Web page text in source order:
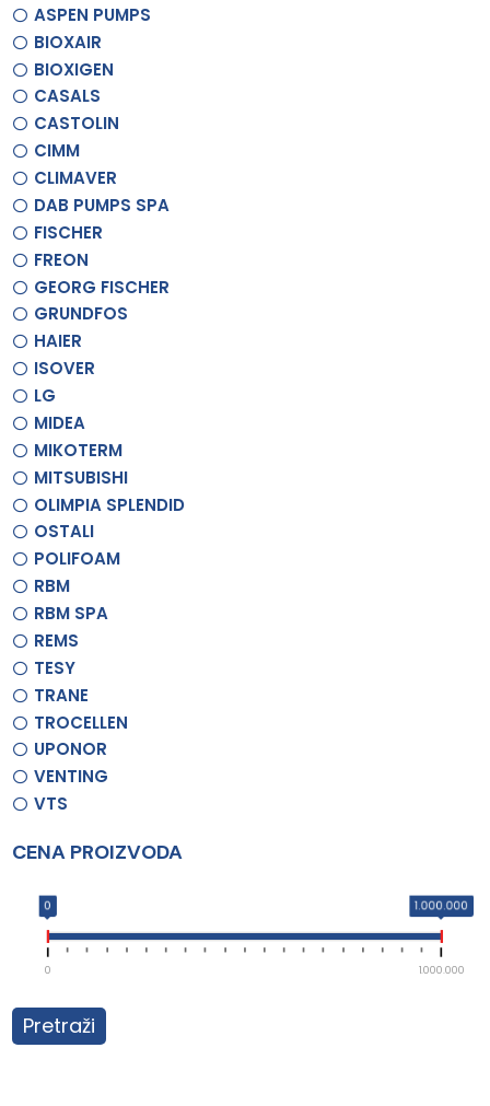
ASPEN PUMPS
BIOXAIR
BIOXIGEN
CASALS
CASTOLIN
CIMM
CLIMAVER
DAB PUMPS SPA
FISCHER
FREON
GEORG FISCHER
GRUNDFOS
HAIER
ISOVER
LG
MIDEA
MIKOTERM
MITSUBISHI
OLIMPIA SPLENDID
OSTALI
POLIFOAM
RBM
RBM SPA
REMS
TESY
TRANE
TROCELLEN
UPONOR
VENTING
VTS
CENA PROIZVODA
0 1.000.000
0 1.000.000
Pretraži